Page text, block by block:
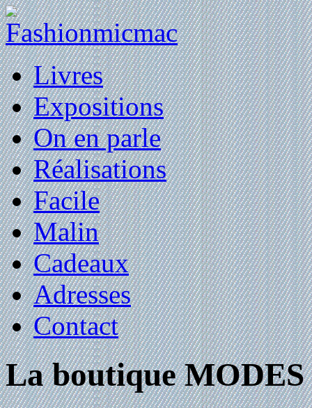
Livres
Expositions
On en parle
Réalisations
Facile
Malin
Cadeaux
Adresses
Contact
La boutique